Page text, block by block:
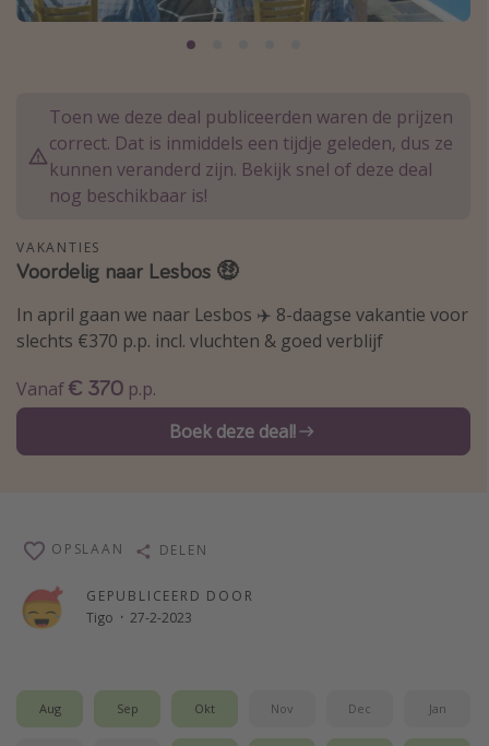
Thailand
Egypte
Type vakantie
Overzicht
Weekendje weg
Autoverhuur
Vroegboeker
Groepsreizen
Zonvakanties
Rondreizen
Reisblog
Reiskalender
Toen we deze deal publiceerden waren de prijzen
correct. Dat is inmiddels een tijdje geleden, dus ze
kunnen veranderd zijn. Bekijk snel of deze deal
nog beschikbaar is!
VAKANTIES
Voordelig naar Lesbos 🤑
In april gaan we naar Lesbos ✈️ 8-daagse vakantie voor
slechts €370 p.p. incl. vluchten & goed verblijf
Vanaf€ 370 p.p.
Boek deze deal!
GEPUBLICEERD DOOR
Tigo · 27-2-2023
OPSLAAN DELEN
Aug Sep Okt Nov Dec Jan